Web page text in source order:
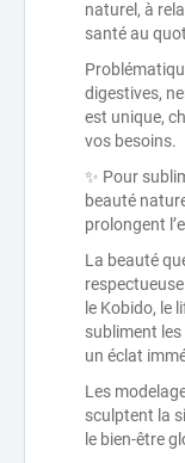
naturel, à
santé au
digestives,
est unique,
vos besoins.
✨ Pour
beauté
prolongent
La beauté
le Kobido, le
subliment
un éclat
Les
sculptent la
le bien-être